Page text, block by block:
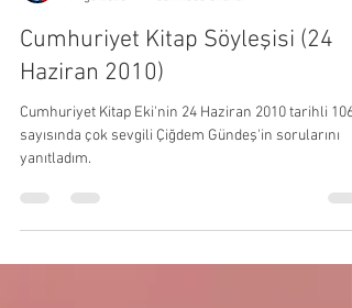
Aşkın Güngör
1 dakikada okunur
Cumhuriyet Kitap Söyleşisi (24
Haziran 2010)
Cumhuriyet Kitap Eki'nin 24 Haziran 2010 tarihli
sayısında çok sevgili Çiğdem Gündeş'in sorularını